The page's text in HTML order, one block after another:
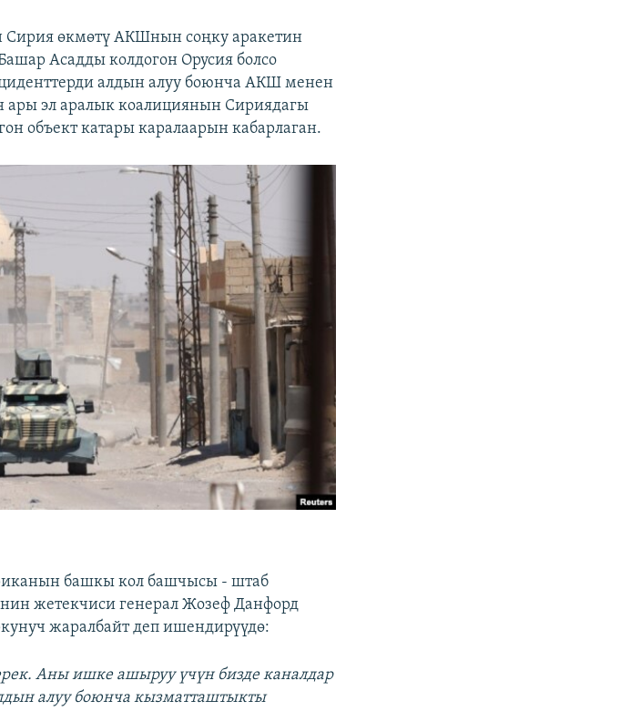
Сирия өкмөтү АКШнын соңку аракетин
Асадды колдогон Орусия болсо
алдын алуу боюнча АКШ менен
ары эл аралык коалициянын Сириядагы
объект катары каралаарын кабарлаган.
башкы кол башчысы - штаб
жетекчиси генерал Жозеф Данфорд
жаралбайт деп ишендирүүдө:
Аны ишке ашыруу үчүн бизде каналдар
алуу боюнча кызматташтыкты